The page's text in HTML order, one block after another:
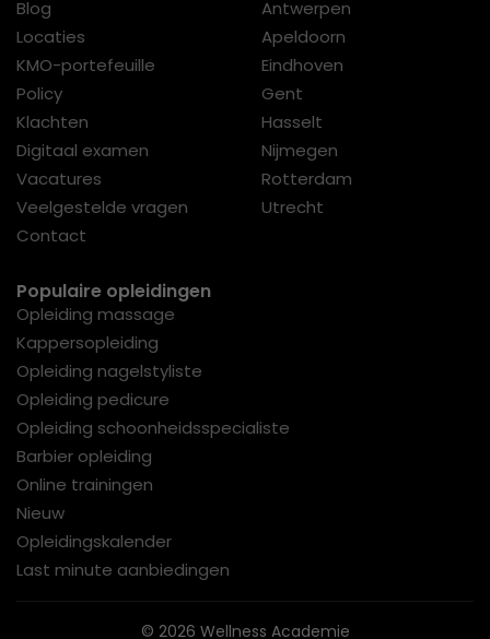
Blog
Locaties
KMO-portefeuille
Policy
Klachten
Digitaal examen
Vacatures
Veelgestelde vragen
Contact
Antwerpen
Apeldoorn
Eindhoven
Gent
Hasselt
Nijmegen
Rotterdam
Utrecht
Populaire opleidingen
Opleiding massage
Kappersopleiding
Opleiding nagelstyliste
Opleiding pedicure
Opleiding schoonheidsspecialiste
Barbier opleiding
Online trainingen
Nieuw
Opleidingskalender
Last minute aanbiedingen
© 2026 Wellness Academie